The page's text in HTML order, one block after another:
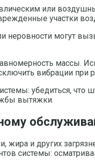
или
участки
неровности могут
массы.
вибрации при
убедиться, что
вытяжки.
и других
системы: